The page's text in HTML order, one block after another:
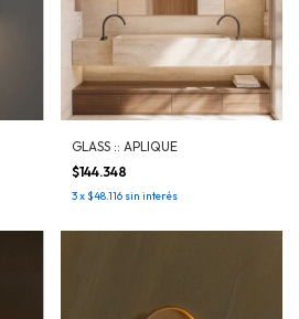
GLASS :: APLIQUE
$144.348
3x$48.116 sin interés